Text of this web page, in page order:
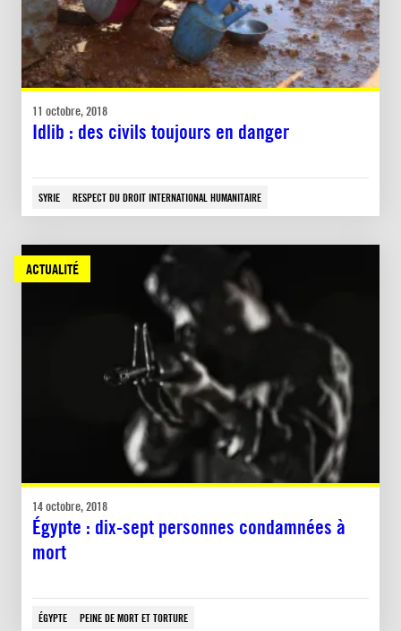
11 octobre, 2018
Idlib : des civils toujours en danger
SYRIE RESPECT DU DROIT INTERNATIONAL HUMANITAIRE
ACTUALITÉ
14 octobre, 2018
Égypte : dix-sept personnes condamnées à
mort
ÉGYPTE PEINE DE MORT ET TORTURE